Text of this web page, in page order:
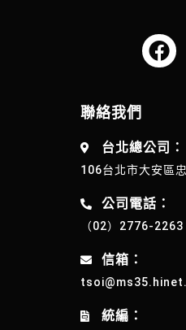
聯絡我們
台北總公司：
106台北市大安區
公司電話：
（02）2776-2263
信箱：
統編：